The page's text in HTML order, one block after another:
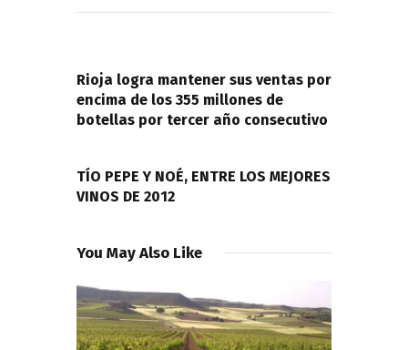
entradas
Rioja logra mantener sus ventas por
encima de los 355 millones de
botellas por tercer año consecutivo
TÍO PEPE Y NOÉ, ENTRE LOS MEJORES
VINOS DE 2012
You May Also Like